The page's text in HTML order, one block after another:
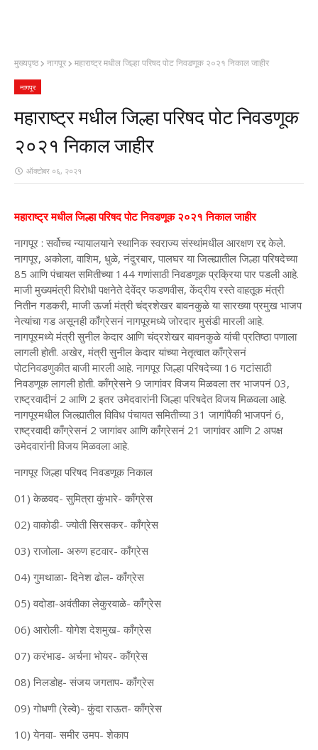
मुख्यपृष्ठ नागपूर महाराष्ट्र मधील जिल्हा परिषद पोट निवडणूक २०२१ निकाल जाहीर
नागपूर
महाराष्ट्र मधील जिल्हा परिषद पोट निवडणूक
२०२१ निकाल जाहीर
ऑक्टोबर ०६, २०२१
महाराष्ट्र मधील जिल्हा परिषद पोट निवडणूक २०२१ निकाल जाहीर
नागपूर : सर्वोच्च न्यायालयाने स्थानिक स्वराज्य संस्थांमधील आरक्षण रद्द केले.
नागपूर, अकोला, वाशिम, धुळे, नंदुरबार, पालघर या जिल्ह्यातील जिल्हा परिषदेच्या
85 आणि पंचायत समितीच्या 144 गणांसाठी निवडणूक प्रक्रिया पार पडली आहे.
माजी मुख्यमंत्री विरोधी पक्षनेते देवेंद्र फडणवीस, केंद्रीय रस्ते वाहतूक मंत्री
नितीन गडकरी, माजी ऊर्जा मंत्री चंद्रशेखर बावनकुळे या सारख्या प्रमुख भाजप
नेत्यांचा गड असूनही काँग्रेसनं नागपूरमध्ये जोरदार मुसंडी मारली आहे.
नागपूरमध्ये मंत्री सुनील केदार आणि चंद्रशेखर बावनकुळे यांची प्रतिष्ठा पणाला
लागली होती. अखेर, मंत्री सुनील केदार यांच्या नेतृत्वात काँग्रेसनं
पोटनिवडणुकीत बाजी मारली आहे. नागपूर जिल्हा परिषदेच्या 16 गटांसाठी
निवडणूक लागली होती. काँग्रेसने 9 जागांवर विजय मिळवला तर भाजपनं 03,
राष्ट्रवादीनं 2 आणि 2 इतर उमेदवारांनी जिल्हा परिषदेत विजय मिळवला आहे.
नागपूरमधील जिल्ह्यातील विविध पंचायत समितीच्या 31 जागांपैकी भाजपनं 6,
राष्ट्रवादी काँग्रेसनं 2 जागांवर आणि काँग्रेसनं 21 जागांवर आणि 2 अपक्ष
उमेदवारांनी विजय मिळवला आहे.
नागपूर जिल्हा परिषद निवडणूक निकाल
01) केळवद- सुमित्रा कुंभारे- काँग्रेस
02) वाकोडी- ज्योती सिरसकर- काँग्रेस
03) राजोला- अरुण हटवार- काँग्रेस
04) गुमथाळा- दिनेश ढोल- काँग्रेस
05) वदोडा-अवंतीका लेकुरवाळे- काँग्रेस
06) आरोली- योगेश देशमुख- काँग्रेस
07) करंभाड- अर्चना भोयर- काँग्रेस
08) निलडोह- संजय जगताप- काँग्रेस
09) गोधणी (रेल्वे)- कुंदा राऊत- काँग्रेस
10) येनवा- समीर उमप- शेकाप